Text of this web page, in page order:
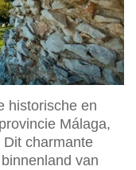
historische en
Málaga,
charmante
van